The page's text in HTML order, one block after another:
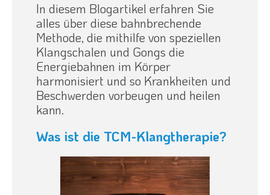
In diesem Blogartikel erfahren Sie
alles über diese bahnbrechende
Methode, die mithilfe von speziellen
Klangschalen und Gongs die
Energiebahnen im Körper
harmonisiert und so Krankheiten und
Beschwerden vorbeugen und heilen
kann.
Was ist die TCM-Klangtherapie?